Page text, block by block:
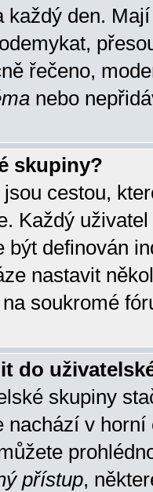
každý den.
řečeno,
nebo
skupiny?
cestou,
Každý
být definován
nastavit
soukromé
do
skupiny
v horní
přístup,